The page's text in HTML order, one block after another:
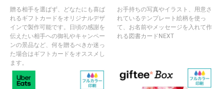
贈る相手を選ばず、どなたにも喜ば
れるギフトカードをオリジナルデザ
インで製作可能です。日頃の感謝を
伝えたい相手への御礼やキャンペー
ンの景品など、何を贈るべきか迷っ
た場合はギフトカードをオススメし
ます。
お手持ちの写真やイラスト、用意さ
れているテンプレート絵柄を使っ
て、お名前やメッセージを入れて作
れる図書カードNEXT